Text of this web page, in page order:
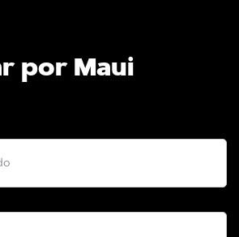
por Maui